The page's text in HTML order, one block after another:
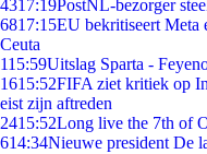
4317:19PostNL-bezorger
6817:15EU bekritiseert Meta
Ceuta
115:59Uitslag Sparta -
1615:52FIFA ziet kritiek op
eist zijn aftreden
2415:52Long live the 7th of
614:34Nieuwe president De